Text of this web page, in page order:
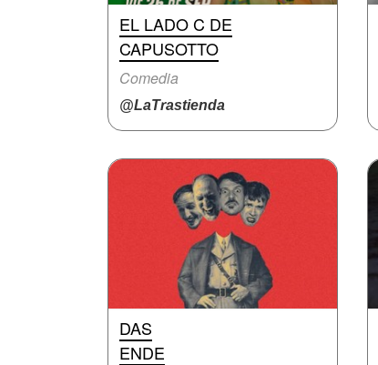
EL LADO C DE
CAPUSOTTO
Comedia
@LaTrastienda
DAS
ENDE